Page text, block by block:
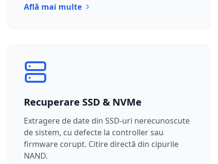
Află mai multe
Recuperare SSD & NVMe
Extragere de date din SSD-uri nerecunoscute
de sistem, cu defecte la controller sau
firmware corupt. Citire directă din cipurile
NAND.